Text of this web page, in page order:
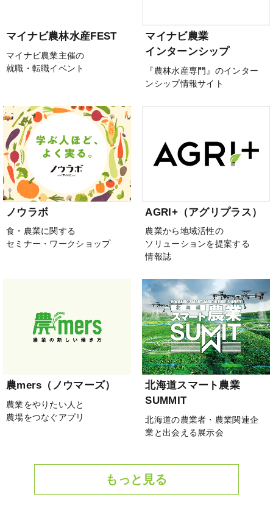
マイナビ農林水産FEST
マイナビ農業主催の
就職・転職イベント
マイナビ農業
インターンシップ
『農林水産専門』のインター
ンシップ情報サイト
ノウラボ
食・農業に関する
セミナー・ワークショップ
AGRI+（アグリプラス）
農業から地域活性の
ソリューションを提案する
情報誌
農mers（ノウマーズ）
農業をやりたい人と
農場をつなぐアプリ
北海道スマート農業
SUMMIT
北海道の農業者・農業関連企
業と出会える展示会
もっと見る